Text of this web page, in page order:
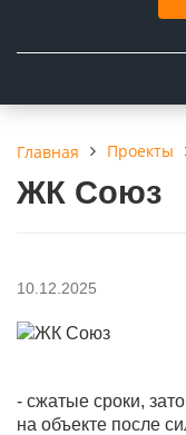
Главная Проекты
ЖК Союз
10.12.2025
- сжатые сроки,
на объекте после